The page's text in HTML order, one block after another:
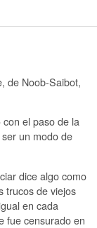
de Noob-Saibot,
el paso de la
un modo de
dice algo como
trucos de viejos
en cada
fue censurado en